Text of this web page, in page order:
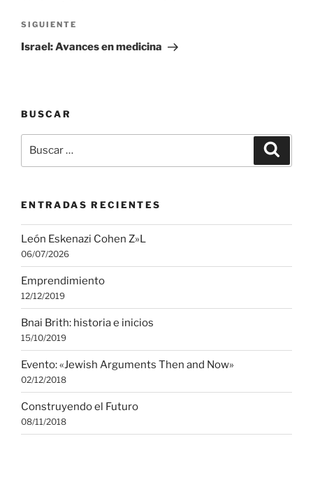
Siguiente
entrada
SIGUIENTE
Israel: Avances en medicina
BUSCAR
por:
ENTRADAS RECIENTES
León Eskenazi Cohen Z»L
06/07/2026
Emprendimiento
12/12/2019
Bnai Brith: historia e inicios
15/10/2019
Evento: «Jewish Arguments Then and Now»
02/12/2018
Construyendo el Futuro
08/11/2018